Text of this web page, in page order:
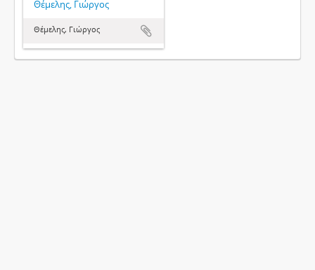
Θέμελης, Γιώργος
Θέμελης, Γιώργος